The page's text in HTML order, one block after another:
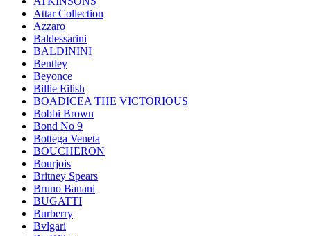
Attar Collection
Azzaro
Baldessarini
BALDININI
Bentley
Beyonce
Billie Eilish
BOADICEA THE VICTORIOUS
Bobbi Brown
Bond No 9
Bottega Veneta
BOUCHERON
Bourjois
Britney Spears
Bruno Banani
BUGATTI
Burberry
Bvlgari